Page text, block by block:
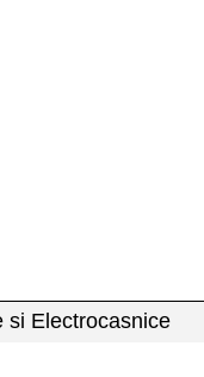
si Electrocasnice